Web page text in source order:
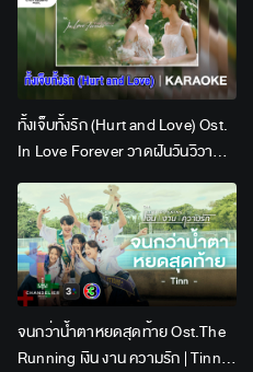
ทั้งเจ็บทั้งรัก (Hurt and Love) Ost.
In Love Forever วาดฝันวันวิวาห์ |
Lingling Kwong x Orm
Kornnaphat | Official Karaoke
จนกว่าน้ำตาหยดสุดท้าย Ost.The
Running เงิน งาน ความรัก | Tinn |